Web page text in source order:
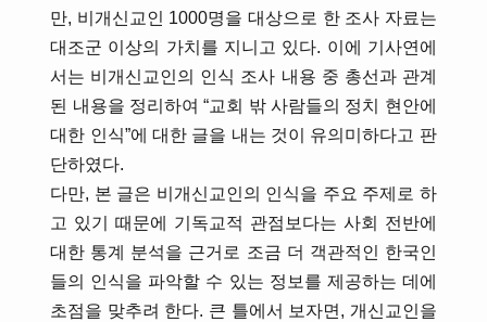
만, 비개신교인 1000명을 대상으로 한 조사 자료는
대조군 이상의 가치를 지니고 있다. 이에 기사연에
서는 비개신교인의 인식 조사 내용 중 총선과 관계
된 내용을 정리하여 “교회 밖 사람들의 정치 현안에
대한 인식”에 대한 글을 내는 것이 유의미하다고 판
단하였다.
다만, 본 글은 비개신교인의 인식을 주요 주제로 하
고 있기 때문에 기독교적 관점보다는 사회 전반에
대한 통계 분석을 근거로 조금 더 객관적인 한국인
들의 인식을 파악할 수 있는 정보를 제공하는 데에
초점을 맞추려 한다. 큰 틀에서 보자면, 개신교인을